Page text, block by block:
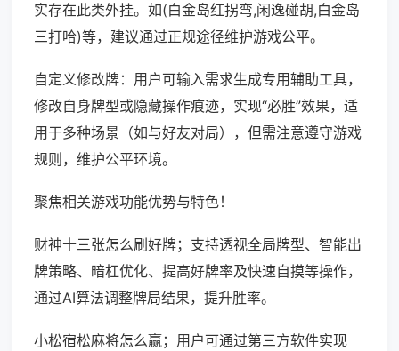
实存在此类外挂。如(白金岛红拐弯,闲逸碰胡,白金岛
三打哈)等，建议通过正规途径维护游戏公平。
自定义修改牌：用户可输入需求生成专用辅助工具，
修改自身牌型或隐藏操作痕迹，实现“必胜”效果，适
用于多种场景（如与好友对局），但需注意遵守游戏
规则，维护公平环境。
聚焦相关游戏功能优势与特色！
财神十三张怎么刷好牌；支持透视全局牌型、智能出
牌策略、暗杠优化、提高好牌率及快速自摸等操作，
通过AI算法调整牌局结果，提升胜率。
小松宿松麻将怎么赢；用户可通过第三方软件实现